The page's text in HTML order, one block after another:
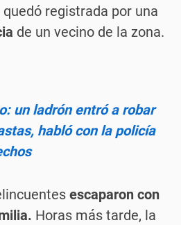
registrada por una
de un vecino de la zona.
un ladrón entró a robar
habló con la policía
escaparon con
Horas más tarde, la